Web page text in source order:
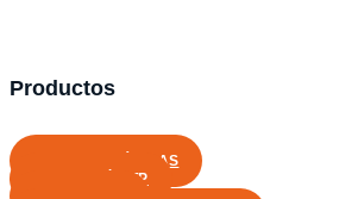
Productos
CIENCIAS BÁSICAS
FORMACIÓN TP